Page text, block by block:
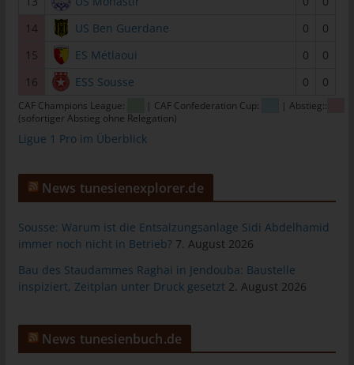
14
US Ben Guerdane 0
0
15
ES Métlaoui 0
0
16
ESS Sousse 0 0
CAF Champions League: | CAF Confederation Cup:
| Abstieg::
(sofortiger Abstieg ohne Relegation)
Ligue 1 Pro im Überblick
News tunesienexplorer.de
Sousse: Warum ist die Entsalzungsanlage Sidi Abdelhamid
immer noch nicht in Betrieb? 7. August 2026
Bau des Staudammes Raghai in Jendouba: Baustelle
inspiziert, Zeitplan unter Druck gesetzt 2. August 2026
News tunesienbuch.de
tunesienfussball.de
Uwe Wassenberg
Rue 2 Mars
4022 Akouda - Tunesien
Telefon: +216 216 16 616
E-Mail:
Cookies
Textdateien, welche über einen Internetbrowser auf einem
Computersystem abgelegt und gespeichert werden.
Zahlreiche Internetseiten und Server verwenden Cookies. Viele
Cookies enthalten eine sogenannte Cookie-ID. Eine Cookie-ID
konkreten Internetbrowser zugeordnet werden können, in dem
das Cookie gespeichert wurde. Dies ermöglicht es den